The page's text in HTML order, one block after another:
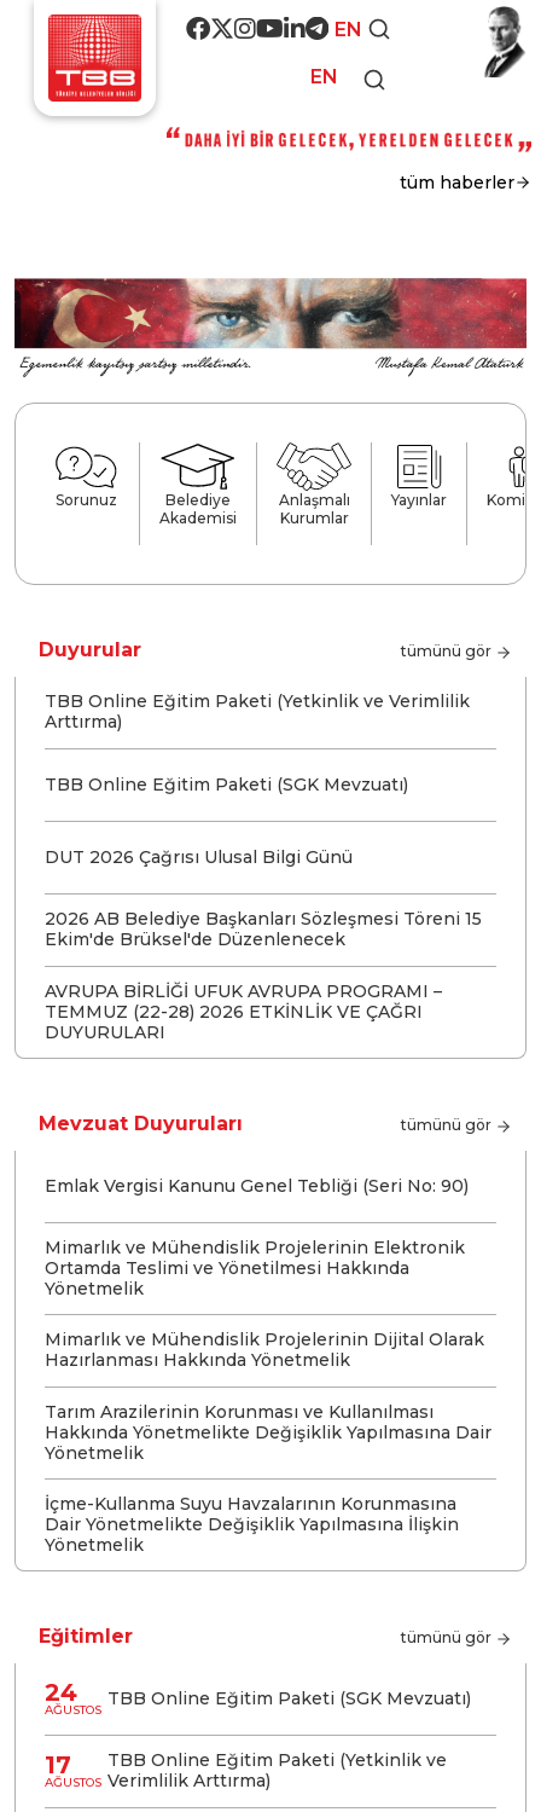
Ana içeriğe atla Social media
EN
EN
tüm haberler
Fast access
Sorunuz
Belediye
Akademisi
Anlaşmalı
Kurumlar
Yayınlar
Duyurular tümünü gör
TBB Online Eğitim Paketi (Yetkinlik ve Verimlilik
Arttırma)
TBB Online Eğitim Paketi (SGK Mevzuatı)
DUT 2026 Çağrısı Ulusal Bilgi Günü
2026 AB Belediye Başkanları Sözleşmesi Töreni 15
Ekim'de Brüksel'de Düzenlenecek
AVRUPA BİRLİĞİ UFUK AVRUPA PROGRAMI –
TEMMUZ (22-28) 2026 ETKİNLİK VE ÇAĞRI
DUYURULARI
Mevzuat Duyuruları tümünü gör
Emlak Vergisi Kanunu Genel Tebliği (Seri No: 90)
Mimarlık ve Mühendislik Projelerinin Elektronik
Ortamda Teslimi ve Yönetilmesi Hakkında
Yönetmelik
Mimarlık ve Mühendislik Projelerinin Dijital Olarak
Hazırlanması Hakkında Yönetmelik
Tarım Arazilerinin Korunması ve Kullanılması
Hakkında Yönetmelikte Değişiklik Yapılmasına Dair
Yönetmelik
İçme-Kullanma Suyu Havzalarının Korunmasına
Dair Yönetmelikte Değişiklik Yapılmasına İlişkin
Yönetmelik
Eğitimler tümünü gör
24
AĞUSTOS
TBB Online Eğitim Paketi (SGK Mevzuatı)
17
AĞUSTOS
TBB Online Eğitim Paketi (Yetkinlik ve
Verimlilik Arttırma)